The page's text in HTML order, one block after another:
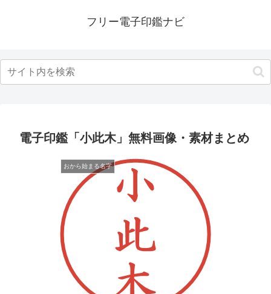
フリー電子印鑑ナビ
電子印鑑「小此木」無料画像・素材まとめ
おから始まる名字